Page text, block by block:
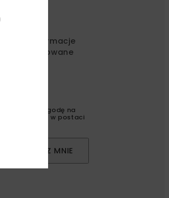
informacje
i dedykowane
wyrażam zgodę na
handlowej w postaci
ZAPISZ MNIE